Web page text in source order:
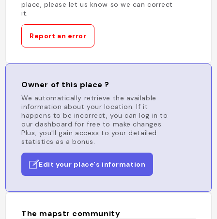
place, please let us know so we can correct
it.
Report an error
Owner of this place ?
We automatically retrieve the available
information about your location. If it
happens to be incorrect, you can log in to
our dashboard for free to make changes.
Plus, you'll gain access to your detailed
statistics as a bonus.
Edit your place's information
The mapstr community